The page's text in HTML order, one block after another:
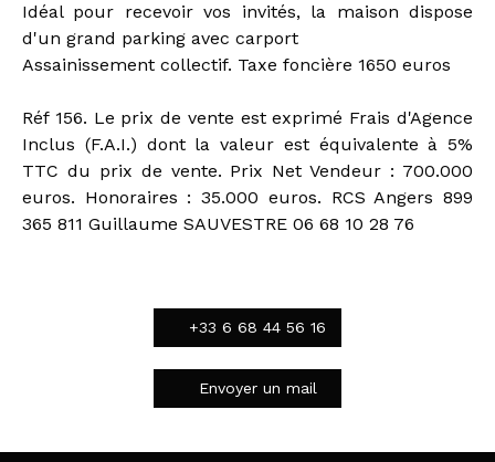
Idéal pour recevoir vos invités, la maison dispose
d'un grand parking avec carport
Assainissement collectif. Taxe foncière 1650 euros
Réf 156. Le prix de vente est exprimé Frais d'Agence
Inclus (F.A.I.) dont la valeur est équivalente à 5%
TTC du prix de vente. Prix Net Vendeur : 700.000
euros. Honoraires : 35.000 euros. RCS Angers 899
365 811 Guillaume SAUVESTRE 06 68 10 28 76
+33 6 68 44 56 16
Envoyer un mail